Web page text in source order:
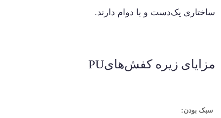
ساختاری یک‌دست و با دوام دارند.
مزایای زیره کفش‌هایPU
سبک بودن: